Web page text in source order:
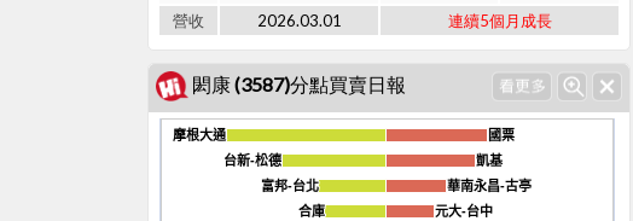
營收
2026.03.01 連續5個月成長
閎康 (3587)分點買賣日報
國票
國票
凱基
凱基
華南永昌-古亭
華南永昌-古亭
元大-台中
元大-台中
摩根大通
摩根大通
台新-松德
台新-松德
富邦-台北
富邦-台北
合庫
合庫